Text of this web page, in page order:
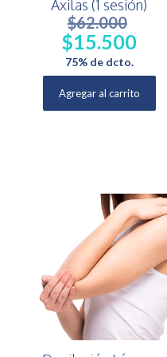
Axilas (1 sesión)
$62.000
El
precio
original
era:
$62.000.
$15.500
El
precio
actual
es:
$15.500.
75% de dcto.
Agregar al carrito